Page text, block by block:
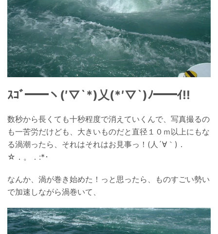
ｽｺﾞ━━ヽ(′▽`*)乂(*′▽`)ﾉ━━ｲ!!
数秒から長くても十秒程度で消えていくんで、写真撮るの
も一苦労だけども、大きいものだと直径１０ｍ以上にもな
る渦潮ったら、それはそれはお見事っ！(人´∀｀)．
☆．。．:*･
なんか、渦が巻き始めた！っと思ったら、ものすごい勢い
で加速しながら渦巻いて、